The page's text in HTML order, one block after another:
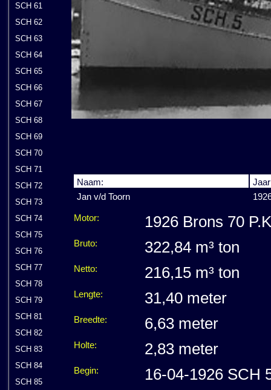
SCH 61
SCH 62
SCH 63
SCH 64
SCH 65
SCH 66
SCH 67
SCH 68
SCH 69
SCH 70
SCH 71
SCH 72
SCH 73
SCH 74
SCH 75
SCH 76
SCH 77
SCH 78
SCH 79
SCH 81
SCH 82
SCH 83
SCH 84
SCH 85
Naam:
Jan v/d Toorn
Motor: 1926 Brons 70
Bruto: 322,84 m³ ton
Netto: 216,15 m³ ton
Lengte: 31,40 meter
Breedte: 6,63 meter
Holte: 2,83 meter
Begin: 16-04-1926 SCH